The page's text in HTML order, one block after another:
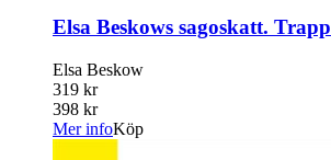
Elsa Beskows sagoskatt. Trapp
Elsa Beskow
319 kr
398 kr
Mer infoKöp